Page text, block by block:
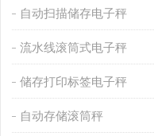
自动扫描储存电子秤
流水线滚筒式电子秤
储存打印标签电子秤
自动存储滚筒秤